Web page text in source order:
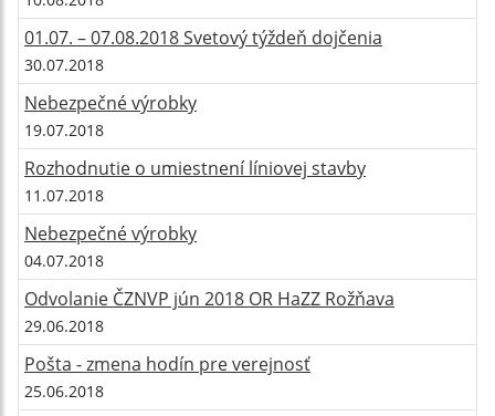
01.07. – 07.08.2018 Svetový týždeň dojčenia
30.07.2018
Nebezpečné výrobky
19.07.2018
Rozhodnutie o umiestnení líniovej stavby
11.07.2018
Nebezpečné výrobky
04.07.2018
Odvolanie ČZNVP jún 2018 OR HaZZ Rožňava
29.06.2018
Pošta - zmena hodín pre verejnosť
25.06.2018